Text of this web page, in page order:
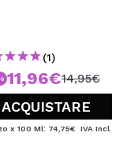
(1)
11,96€14,95€
ACQUISTARE
x 100 Ml: 74,75€ IVA Incl.